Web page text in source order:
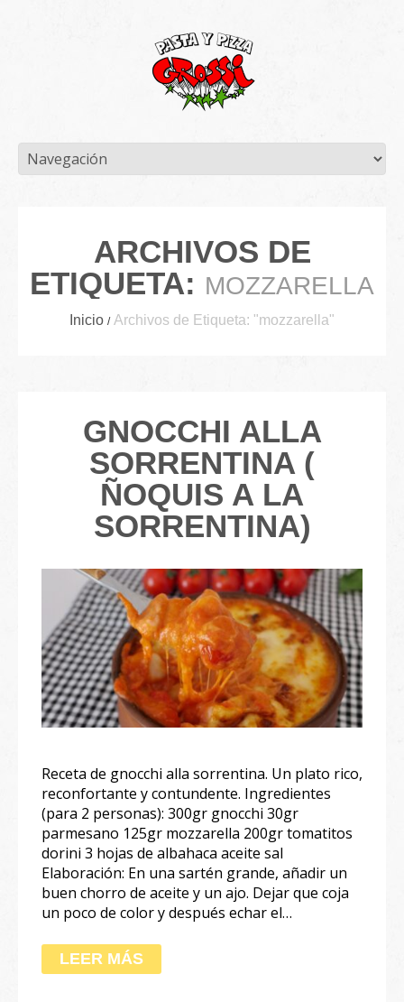
ARCHIVOS DE
ETIQUETA: MOZZARELLA
Inicio Archivos de Etiqueta: "mozzarella"
GNOCCHI ALLA
SORRENTINA (
ÑOQUIS A LA
SORRENTINA)
Receta de gnocchi alla sorrentina. Un plato rico,
reconfortante y contundente. Ingredientes
(para 2 personas): 300gr gnocchi 30gr
parmesano 125gr mozzarella 200gr tomatitos
dorini 3 hojas de albahaca aceite sal
Elaboración: En una sartén grande, añadir un
buen chorro de aceite y un ajo. Dejar que coja
un poco de color y después echar el…
LEER MÁS